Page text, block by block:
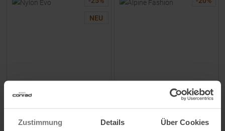
Zustimmung Details Über Cookies
NEU
FISCHER